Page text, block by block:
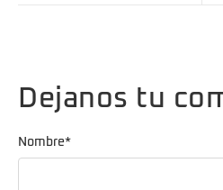
Dejanos tu
Nombre*